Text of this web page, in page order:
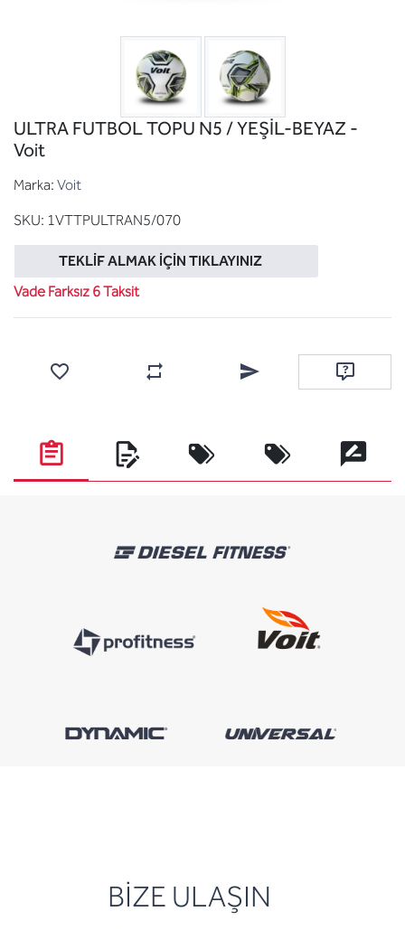
ULTRA FUTBOL TOPU N5 / YEŞİL-BEYAZ -
Voit
Marka: Voit
SKU: 1VTTPULTRAN5/070
TEKLIF ALMAK İÇIN TIKLAYINIZ
Vade Farksız 6 Taksit
Karşılaştırma listesine ekleArkadaşına e-posta ile
Soru sor
BİZE ULAŞIN